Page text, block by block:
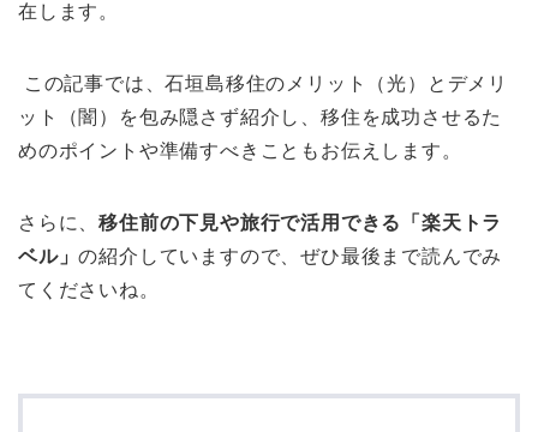
在します。
この記事では、石垣島移住のメリット（光）とデメリ
ット（闇）を包み隠さず紹介し、移住を成功させるた
めのポイントや準備すべきこともお伝えします。
さらに、移住前の下見や旅行で活用できる「楽天トラ
ベル」の紹介していますので、ぜひ最後まで読んでみ
てくださいね。